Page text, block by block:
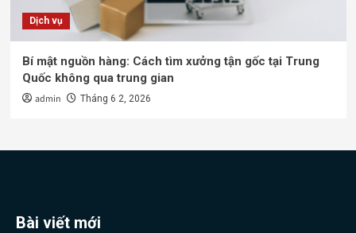
Dịch vụ
Bí mật nguồn hàng: Cách tìm xưởng tận gốc tại Trung
Quốc không qua trung gian
admin Tháng 6 2, 2026
Bài viết mới